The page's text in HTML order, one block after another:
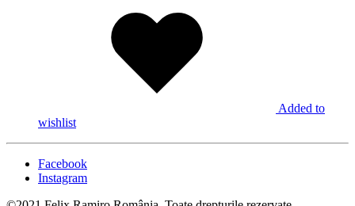
Added to
wishlist
Facebook
Instagram